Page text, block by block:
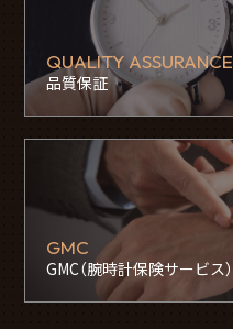
QUALITY ASSURANCE
品質保証
GMC
GMC（腕時計保険サービス）